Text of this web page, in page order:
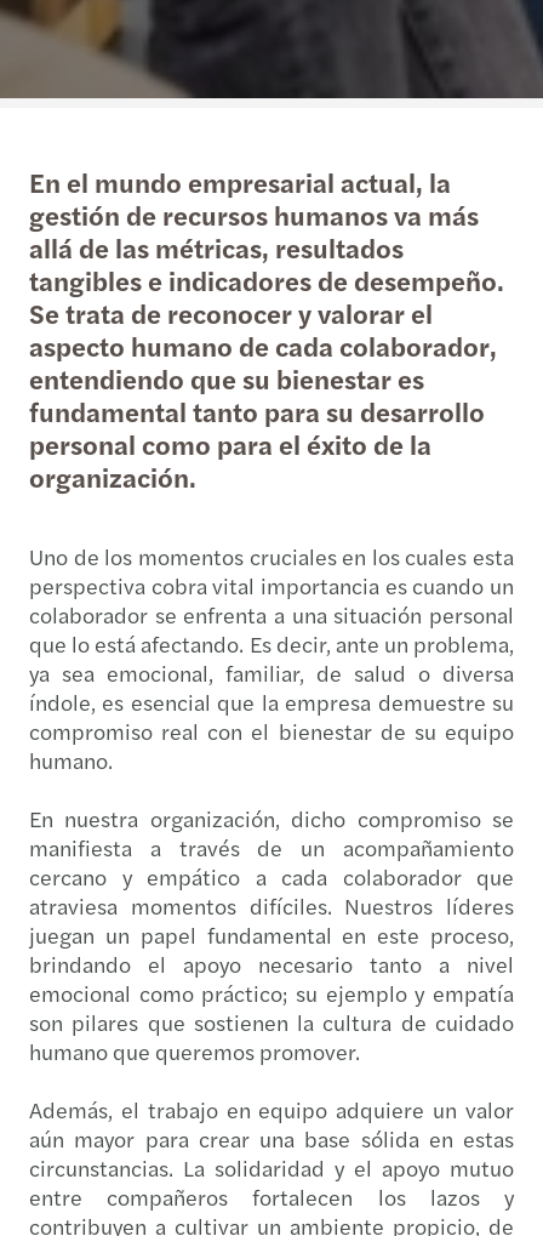
En el mundo empresarial actual, la
gestión de recursos humanos va más
allá de las métricas, resultados
tangibles e indicadores de desempeño.
Se trata de reconocer y valorar el
aspecto humano de cada colaborador,
entendiendo que su bienestar es
fundamental tanto para su desarrollo
personal como para el éxito de la
organización.
Uno de los momentos cruciales en los cuales esta
perspectiva cobra vital importancia es cuando un
colaborador se enfrenta a una situación personal
que lo está afectando. Es decir, ante un problema,
ya sea emocional, familiar, de salud o diversa
índole, es esencial que la empresa demuestre su
compromiso real con el bienestar de su equipo
humano.
En nuestra organización, dicho compromiso se
manifiesta a través de un acompañamiento
cercano y empático a cada colaborador que
atraviesa momentos difíciles. Nuestros líderes
juegan un papel fundamental en este proceso,
brindando el apoyo necesario tanto a nivel
emocional como práctico; su ejemplo y empatía
son pilares que sostienen la cultura de cuidado
humano que queremos promover.
Además, el trabajo en equipo adquiere un valor
aún mayor para crear una base sólida en estas
circunstancias. La solidaridad y el apoyo mutuo
entre compañeros fortalecen los lazos y
contribuyen a cultivar un ambiente propicio, de